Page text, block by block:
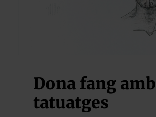
Dona fang amb
tatuatges